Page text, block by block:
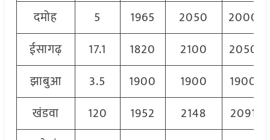
दमोह
5 1965 2050
2000
ईसागढ़
17.1 1820 2100
2050
झाबुआ
3.5 1900 1900
1900
खंडवा
120 1952 2148
2091